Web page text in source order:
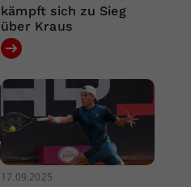
kämpft sich zu Sieg
über Kraus
17.09.2025